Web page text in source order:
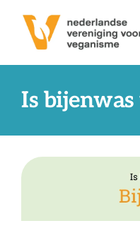
inhoud
naar:
Veganisme
Is bijenwas